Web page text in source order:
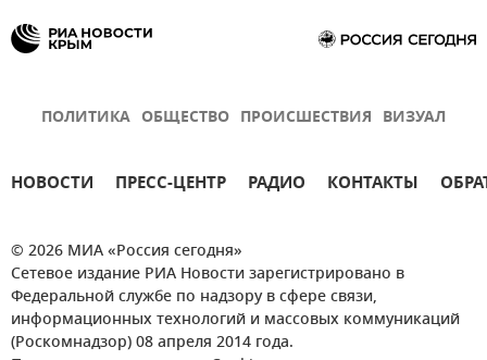
ПОЛИТИКА ОБЩЕСТВО ПРОИСШЕСТВИЯ ВИЗУАЛ
НОВОСТИ ПРЕСС-ЦЕНТР РАДИО КОНТАКТЫ
© 2026 МИА «Россия сегодня»
Сетевое издание РИА Новости зарегистрировано в
Федеральной службе по надзору в сфере связи,
информационных технологий и массовых коммуникаций
(Роскомнадзор) 08 апреля 2014 года.